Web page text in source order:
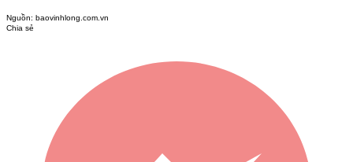
Nguồn: baovinhlong.com.vn
Chia sẻ